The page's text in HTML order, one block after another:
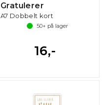
Gratulerer
A7 Dobbelt kort
50+ på lager
16,-